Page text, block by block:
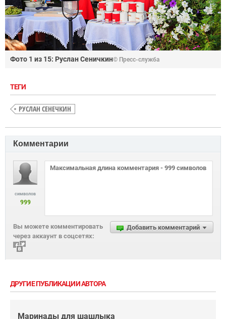
Фото 1 из 15: Руслан Сеничкин© Пресс-служба
ТЕГИ
РУСЛАН СЕНЕЧКИН
Комментарии
символов
999
Добавить комментарий
Вы можете комментировать
через аккаунт в соцсетях:
ДРУГИЕ ПУБЛИКАЦИИ АВТОРА
Маринады для шашлыка